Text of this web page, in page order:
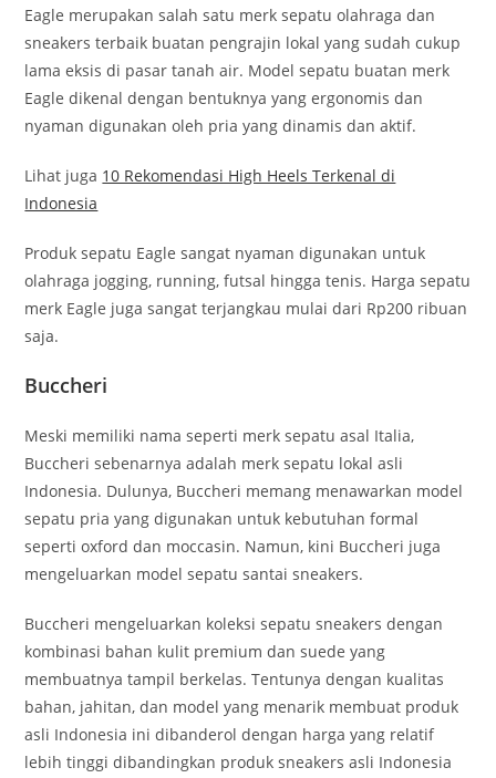
Eagle merupakan salah satu merk sepatu olahraga dan
sneakers terbaik buatan pengrajin lokal yang sudah cukup
lama eksis di pasar tanah air. Model sepatu buatan merk
Eagle dikenal dengan bentuknya yang ergonomis dan
nyaman digunakan oleh pria yang dinamis dan aktif.
Lihat juga 10 Rekomendasi High Heels Terkenal di
Indonesia
Produk sepatu Eagle sangat nyaman digunakan untuk
olahraga jogging, running, futsal hingga tenis. Harga sepatu
merk Eagle juga sangat terjangkau mulai dari Rp200 ribuan
saja.
Buccheri
Meski memiliki nama seperti merk sepatu asal Italia,
Buccheri sebenarnya adalah merk sepatu lokal asli
Indonesia. Dulunya, Buccheri memang menawarkan model
sepatu pria yang digunakan untuk kebutuhan formal
seperti oxford dan moccasin. Namun, kini Buccheri juga
mengeluarkan model sepatu santai sneakers.
Buccheri mengeluarkan koleksi sepatu sneakers dengan
kombinasi bahan kulit premium dan suede yang
membuatnya tampil berkelas. Tentunya dengan kualitas
bahan, jahitan, dan model yang menarik membuat produk
asli Indonesia ini dibanderol dengan harga yang relatif
lebih tinggi dibandingkan produk sneakers asli Indonesia